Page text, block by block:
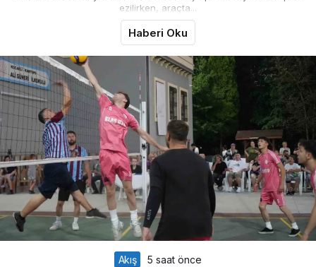
ezilirken, araçta...
Haberi Oku
Akış 5 saat önce